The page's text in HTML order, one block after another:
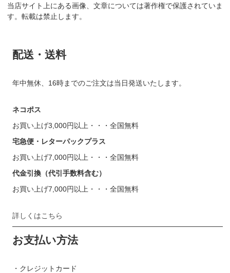
当店サイト上にある画像、文章については著作権で保護されていま
す。転載は禁止します。
配送・送料
年中無休、16時までのご注文は当日発送いたします。
ネコポス
お買い上げ3,000円以上・・・全国無料
宅急便・レターパックプラス
お買い上げ7,000円以上・・・全国無料
代金引換（代引手数料含む）
お買い上げ7,000円以上・・・全国無料
詳しくはこちら
お支払い方法
・クレジットカード